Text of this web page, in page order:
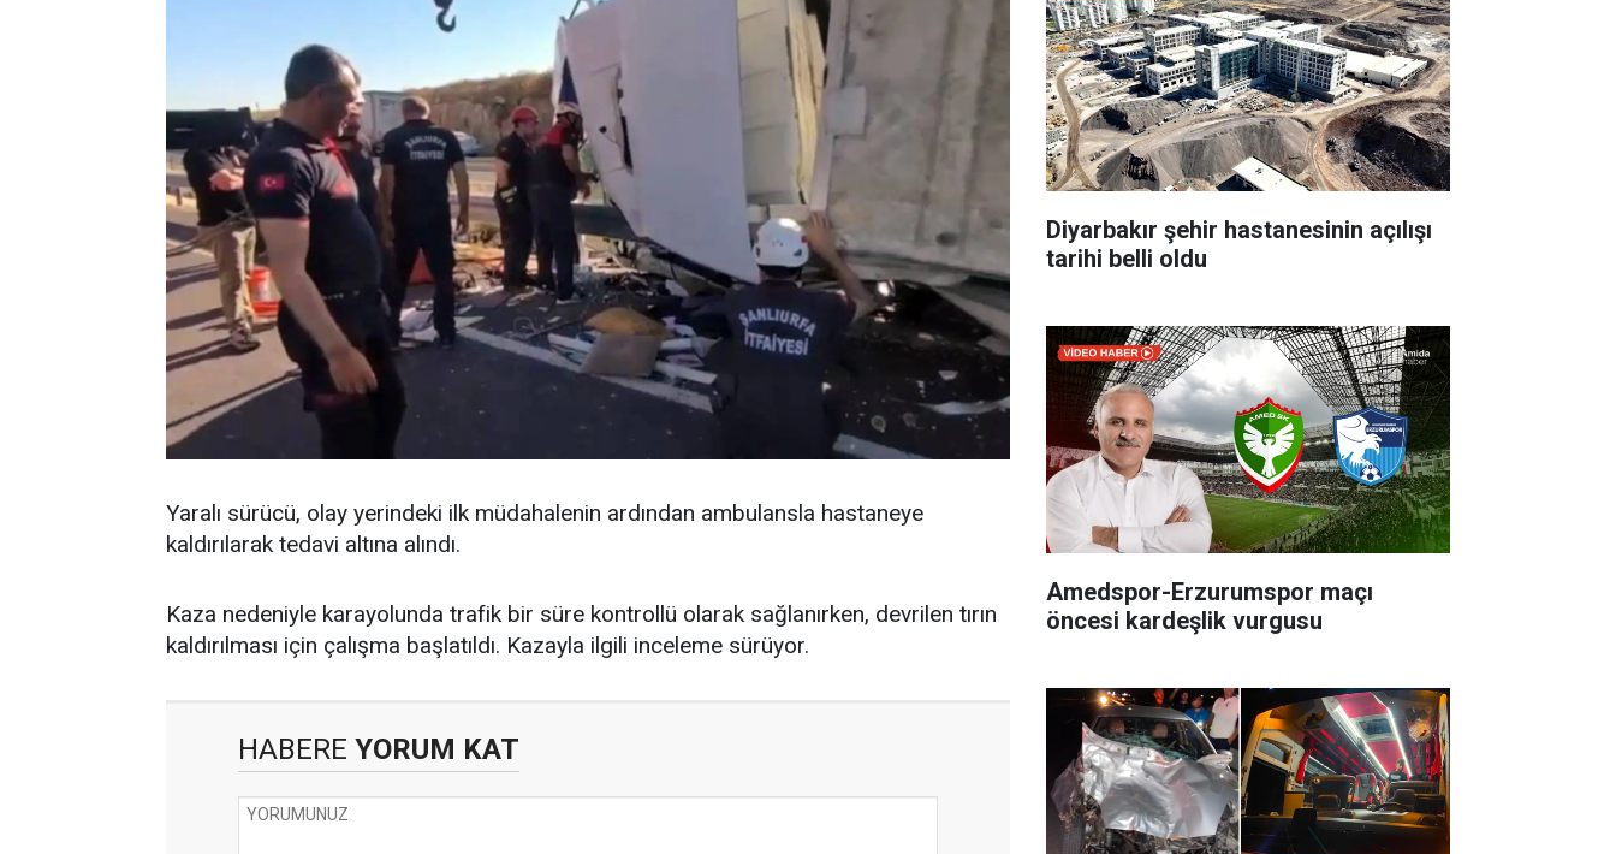
Yaralı sürücü, olay yerindeki ilk müdahalenin ardından ambulansla hastaneye
kaldırılarak tedavi altına alındı.
Kaza nedeniyle karayolunda trafik bir süre kontrollü olarak sağlanırken, devrilen tırın
kaldırılması için çalışma başlatıldı. Kazayla ilgili inceleme sürüyor.
HABERE YORUM KAT
Diyarbakır şehir hastanesinin açılışı
tarihi belli oldu
Amedspor-Erzurumspor maçı
öncesi kardeşlik vurgusu